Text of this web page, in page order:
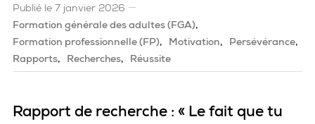
Publié le 7 janvier 2026
Formation générale des adultes (FGA)
Formation professionnelle (FP)
Motivation
Persévérance
Rapports
Recherches Réussite
Rapport de recherche : « Le fait que tu